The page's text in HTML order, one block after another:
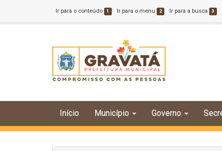
Ir para o conteúdo 1 Ir para o menu 2 Ir para a busca 3
Início Município Governo